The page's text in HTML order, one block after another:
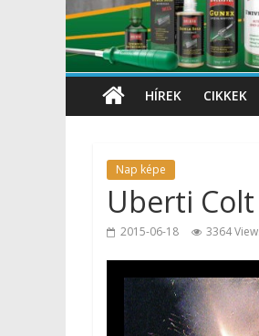
HÍREK CIKKEK
Nap képe
Uberti
2015-06-18 3364